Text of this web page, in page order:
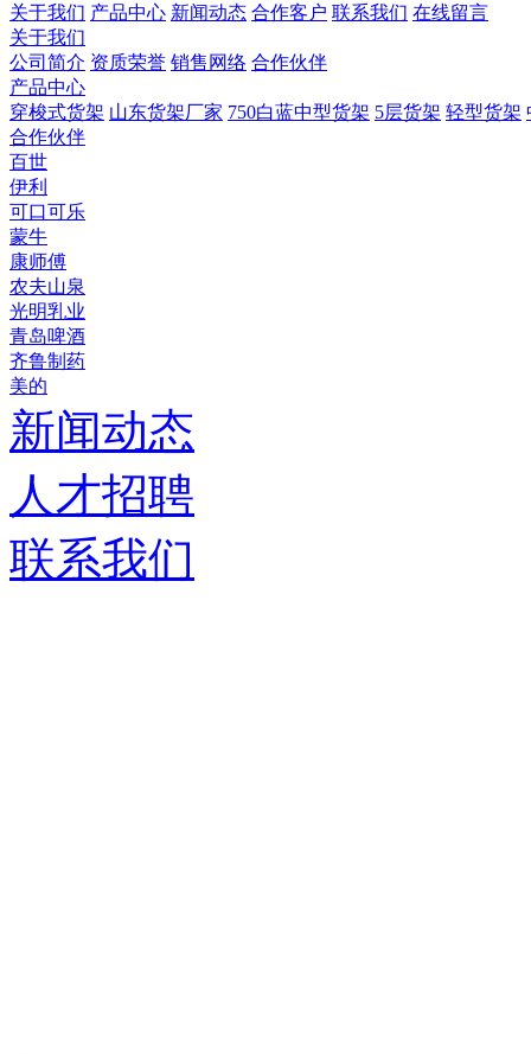
关于我们 产品中心 新闻动态 合作客户 联系我们 在线留言
关于我们
公司简介 资质荣誉 销售网络 合作伙伴
产品中心
穿梭式货架 山东货架厂家 750白蓝中型货架 5层货架 轻型货架
合作伙伴
百世
伊利
可口可乐
蒙牛
康师傅
农夫山泉
光明乳业
青岛啤酒
齐鲁制药
美的
新闻动态
人才招聘
联系我们